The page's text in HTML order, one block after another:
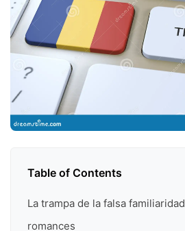
Table of Contents
La trampa de la falsa
romances